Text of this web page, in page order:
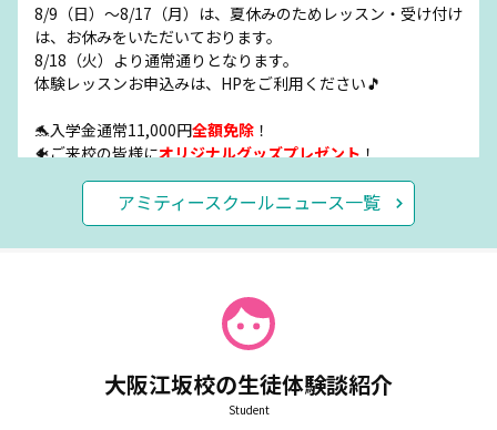
8/9（日）～8/17（月）は、夏休みのためレッスン・受け付け
は、お休みをいただいております。
8/18（火）より通常通りとなります。
体験レッスンお申込みは、HPをご利用ください🎵
🐬入学金通常11,000円全額免除 ！
🐠ご来校の皆様にオリジナルグッズプレゼント！
🐬ご兄弟、お友達同士でペア入会いただいた方は教材費
割引！😊✨
🍧アミティーでCOOL SHARE!🍧夏祭りイベント本
本日13:00～17:00、アミティーでの夏祭りイベントを実施し
アミティースクールニュース一覧
大阪江坂校の生徒体験談紹介
Student